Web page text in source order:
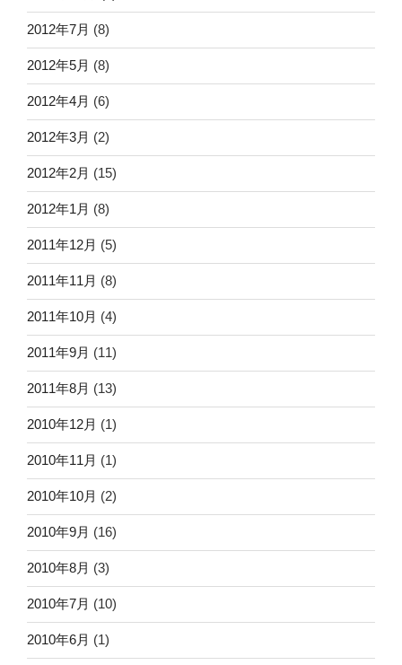
2012年7月 (8)
2012年5月 (8)
2012年4月 (6)
2012年3月 (2)
2012年2月 (15)
2012年1月 (8)
2011年12月 (5)
2011年11月 (8)
2011年10月 (4)
2011年9月 (11)
2011年8月 (13)
2010年12月 (1)
2010年11月 (1)
2010年10月 (2)
2010年9月 (16)
2010年8月 (3)
2010年7月 (10)
2010年6月 (1)